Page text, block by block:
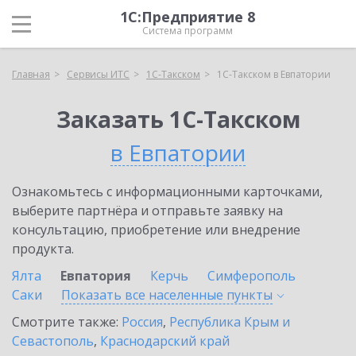
1С:Предприятие 8
Система программ
Главная Сервисы ИТС 1С-Такском 1С-Такском в Евпатории
Заказать 1С-Такском
в Евпатории
Ознакомьтесь с информационными карточками,
выберите партнёра и отправьте заявку на
консультацию, приобретение или внедрение
продукта.
Ялта
Евпатория Керчь
Симферополь
Саки
Показать все населенные пункты
Смотрите также: Россия, Республика Крым и
Севастополь, Краснодарский край